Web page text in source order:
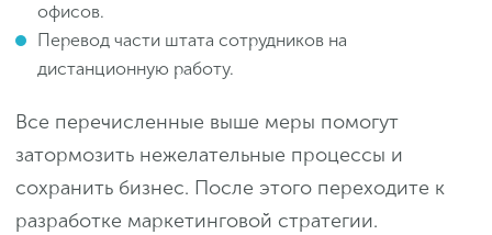
офисов.
Перевод части штата сотрудников на
дистанционную работу.
Все перечисленные выше меры помогут
затормозить нежелательные процессы и
сохранить бизнес. После этого переходите к
разработке маркетинговой стратегии.